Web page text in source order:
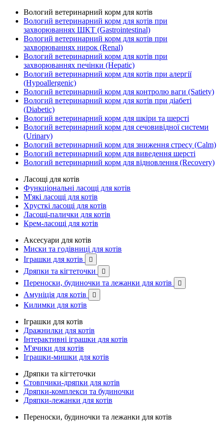
Вологий ветеринарний корм для котів
Вологий ветеринарний корм для котів при
захворюваннях ШКТ (Gastrointestinal)
Вологий ветеринарний корм для котів при
захворюваннях нирок (Renal)
Вологий ветеринарний корм для котів при
захворюваннях печінки (Hepatic)
Вологий ветеринарний корм для котів при алергії
(Hypoallergenic)
Вологий ветеринарний корм для контролю ваги (Satiety)
Вологий ветеринарний корм для котів при діабеті
(Diabetic)
Вологий ветеринарний корм для шкіри та шерсті
Вологий ветеринарний корм для сечовивідної системи
(Urinary)
Вологий ветеринарний корм для зниження стресу (Calm)
Вологий ветеринарний корм для виведення шерсті
Вологий ветеринарний корм для відновлення (Recovery)
Ласощі для котів
Функціональні ласощі для котів
М'які ласощі для котів
Хрусткі ласощі для котів
Ласощі-палички для котів
Крем-ласощі для котів
Аксесуари для котів
Миски та годівниці для котів
Іграшки для котів

Дряпки та кігтеточки 
Переноски, будиночки та лежанки для котів 
Амуніція для котів 
Килимки для котів
Іграшки для котів
Дражнилки для котів
Інтерактивні іграшки для котів
М'ячики для котів
Іграшки-мишки для котів
Дряпки та кігтеточки
Стовпчики-дряпки для котів
Дряпки-комплекси та будиночки
Дряпки-лежанки для котів
Переноски, будиночки та лежанки для котів